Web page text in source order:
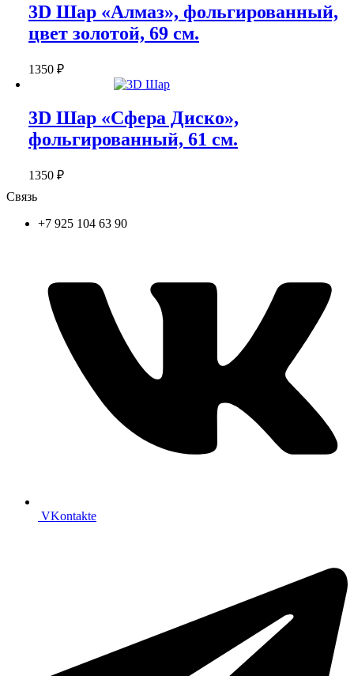
3D Шар «Алмаз», фольгированный,
цвет золотой, 69 см.
1350 ₽
3D Шар «Сфера Диско»,
фольгированный, 61 см.
1350 ₽
Связь
+7 925 104 63 90
VKontakte